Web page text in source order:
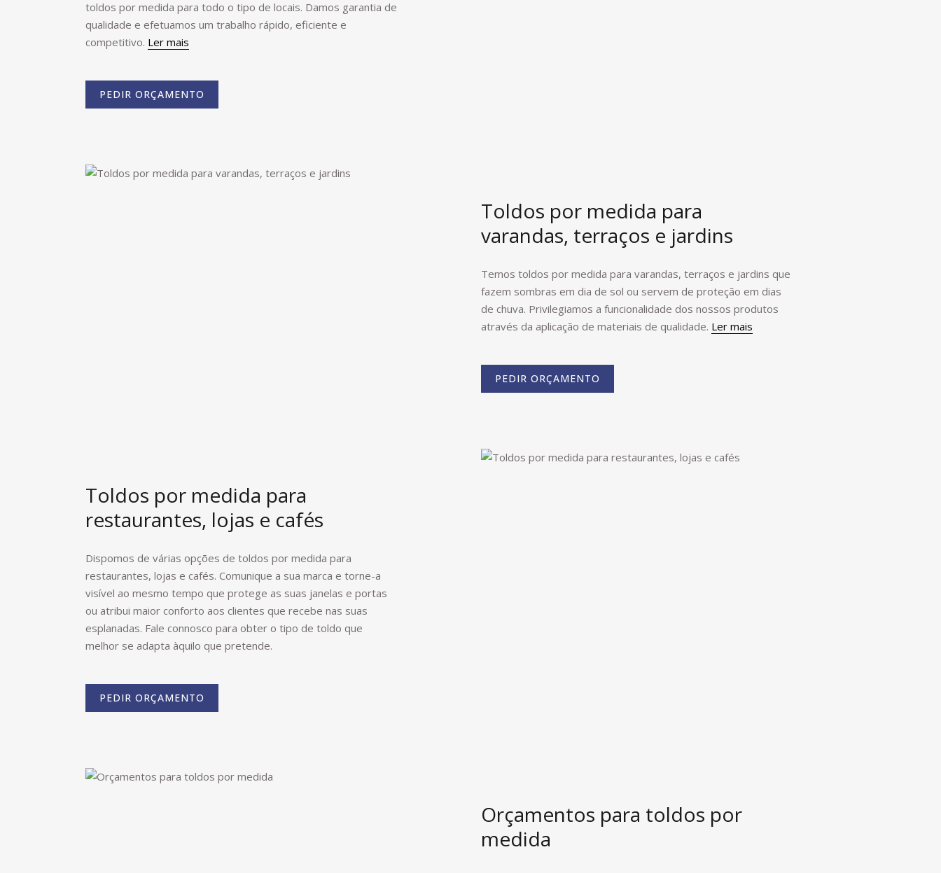
toldos por medida para todo o tipo de locais. Damos garantia de
qualidade e efetuamos um trabalho rápido, eficiente e
competitivo. Ler mais
PEDIR ORÇAMENTO
Toldos por medida para
varandas, terraços e jardins
Temos toldos por medida para varandas, terraços e jardins que
fazem sombras em dia de sol ou servem de proteção em dias
de chuva. Privilegiamos a funcionalidade dos nossos produtos
através da aplicação de materiais de qualidade. Ler mais
PEDIR ORÇAMENTO
Toldos por medida para
restaurantes, lojas e cafés
Dispomos de várias opções de toldos por medida para
restaurantes, lojas e cafés. Comunique a sua marca e torne-a
visível ao mesmo tempo que protege as suas janelas e portas
ou atribui maior conforto aos clientes que recebe nas suas
esplanadas. Fale connosco para obter o tipo de toldo que
melhor se adapta àquilo que pretende.
PEDIR ORÇAMENTO
Orçamentos para toldos por
medida